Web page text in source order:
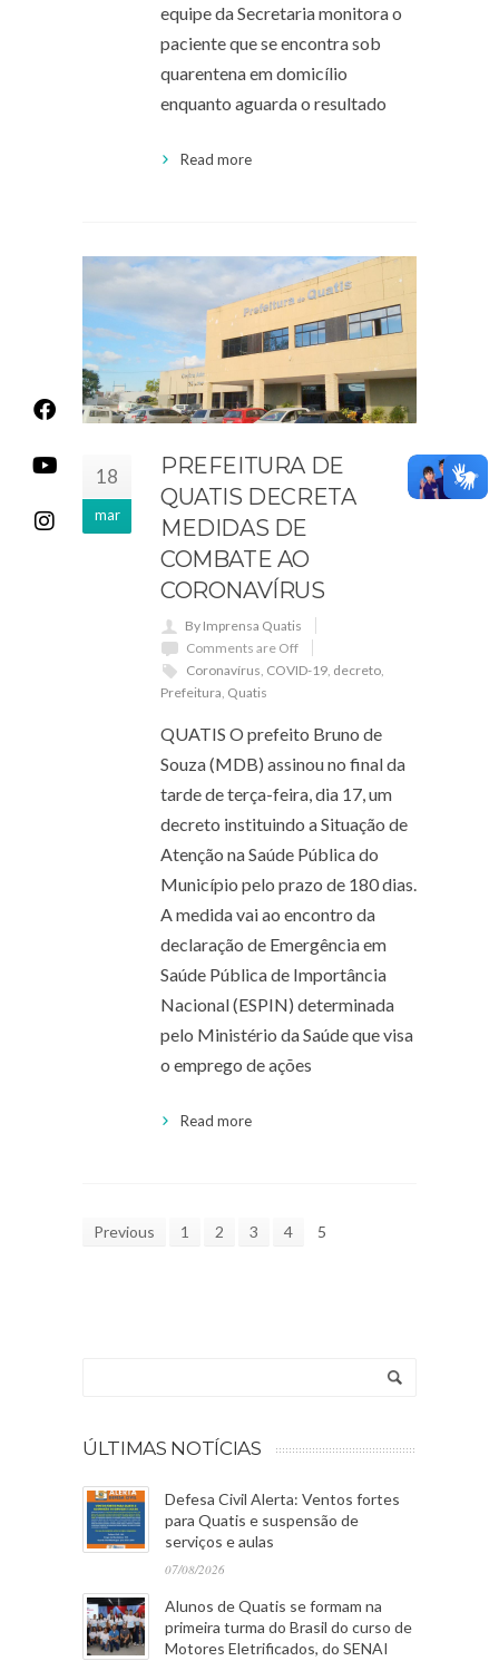
equipe da Secretaria monitora o
paciente que se encontra sob
quarentena em domicílio
enquanto aguarda o resultado
Read more
18
mar
PREFEITURA DE
QUATIS DECRETA
MEDIDAS DE
COMBATE AO
CORONAVÍRUS
By Imprensa Quatis
Comments are Off
Coronavírus COVID-19 decreto
Prefeitura Quatis
QUATIS O prefeito Bruno de
Souza (MDB) assinou no final da
tarde de terça-feira, dia 17, um
decreto instituindo a Situação de
Atenção na Saúde Pública do
Município pelo prazo de 180 dias.
A medida vai ao encontro da
declaração de Emergência em
Saúde Pública de Importância
Nacional (ESPIN) determinada
pelo Ministério da Saúde que visa
o emprego de ações
Read more
Previous 1 2 3 4 5
ÚLTIMAS NOTÍCIAS
Defesa Civil Alerta: Ventos fortes
para Quatis e suspensão de
serviços e aulas
07/08/2026
Alunos de Quatis se formam na
primeira turma do Brasil do curso de
Motores Eletrificados, do SENAI